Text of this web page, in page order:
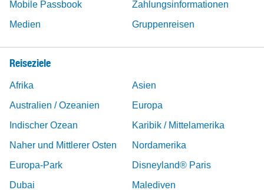
Mobile Passbook
Zahlungsinformationen
Medien
Gruppenreisen
Reiseziele
Afrika
Asien
Australien / Ozeanien
Europa
Indischer Ozean
Karibik / Mittelamerika
Naher und Mittlerer Osten
Nordamerika
Europa-Park
Disneyland® Paris
Dubai
Malediven